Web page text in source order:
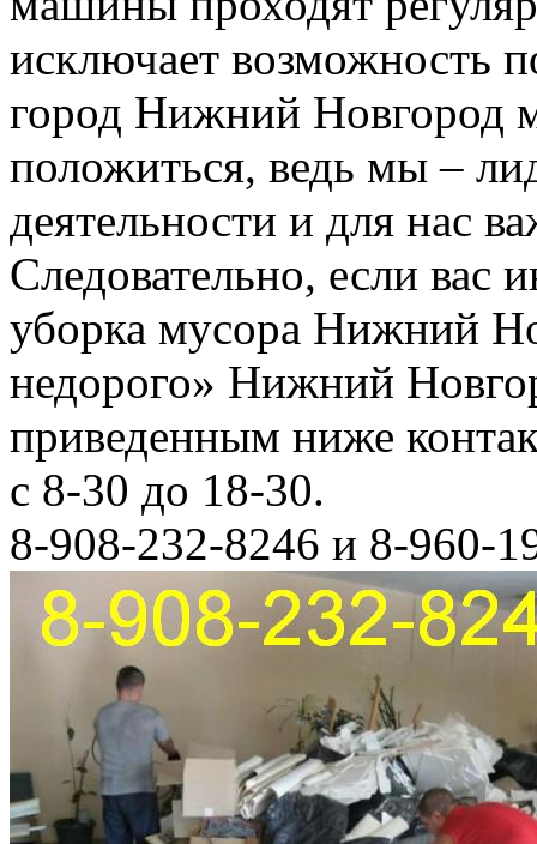
исключает возможность
город Нижний Новгород
положиться, ведь мы –
деятельности и для нас
Следовательно, если вас
уборка мусора Нижний
недорого» Нижний
приведенным ниже
с 8-30 до 18-30.
8-908-232-8246 и 8-960-